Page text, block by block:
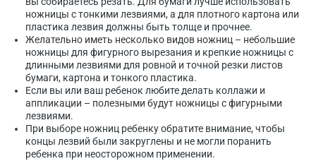
ножницы с тонкими лезвиями, а для плотного картона или
пластика лезвия должны быть толще и прочнее.
Желательно иметь несколько видов ножниц – небольшие
ножницы для фигурного вырезания и крепкие ножницы с
длинными лезвиями для ровной и точной резки листов
бумаги, картона и тонкого пластика.
Если вы или ваш ребенок любите делать коллажи и
аппликации – полезными будут ножницы с фигурными
лезвиями.
При выборе ножниц ребенку обратите внимание, чтобы
концы лезвий были закруглены и не могли поранить
ребенка при неосторожном применении.